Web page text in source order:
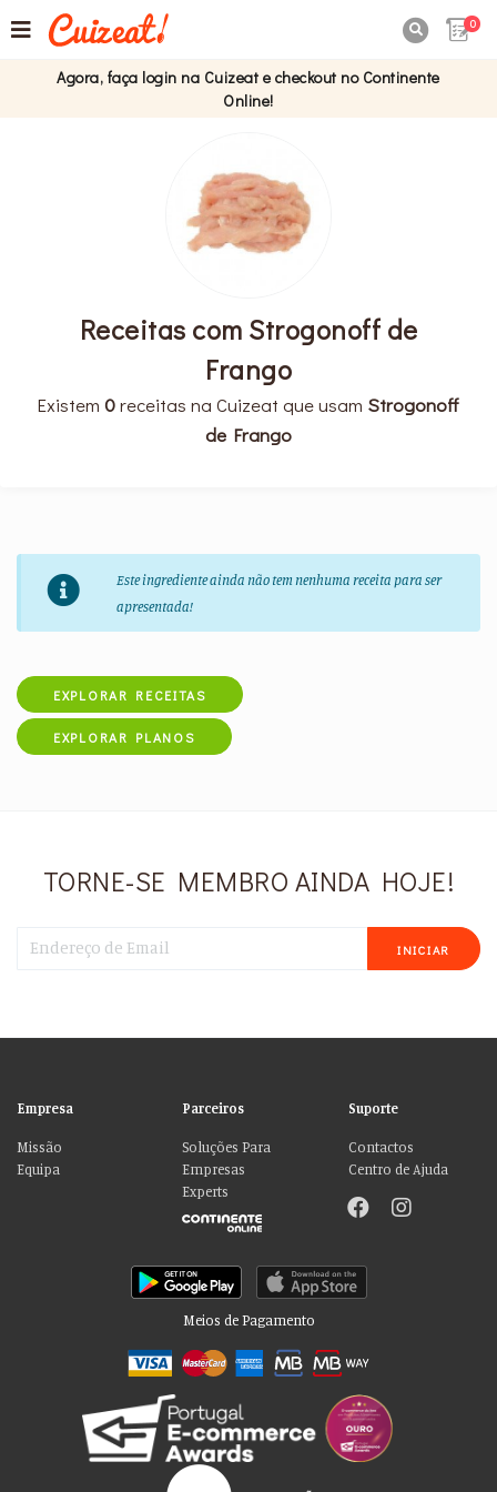
0
Agora, faça login na Cuizeat e checkout no Continente
Online!
Receitas com Strogonoff de
Frango
Existem 0receitas na Cuizeat que usam Strogonoff
de Frango
Este ingrediente ainda não tem nenhuma receita para ser
apresentada!
EXPLORAR RECEITAS
EXPLORAR PLANOS
TORNE-SE MEMBRO AINDA HOJE!
INICIAR
Empresa
Missão
Equipa
Parceiros
Soluções Para
Empresas
Experts
Suporte
Contactos
Centro de Ajuda
Meios de Pagamento